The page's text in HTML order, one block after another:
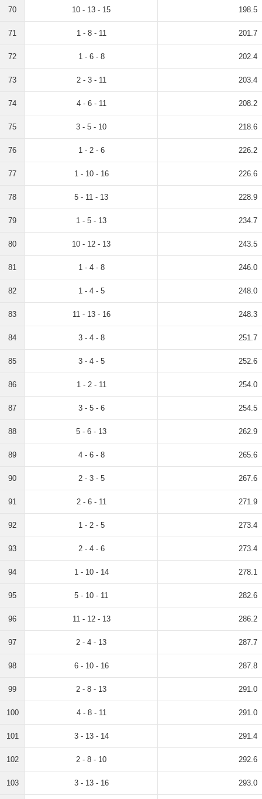
70 10 - 13 - 15 198.5
71 1 - 8 - 11 201.7
72 1 - 6 - 8 202.4
73 2 - 3 - 11 203.4
74 4 - 6 - 11 208.2
75 3 - 5 - 10 218.6
76 1 - 2 - 6 226.2
77 1 - 10 - 16 226.6
78 5 - 11 - 13 228.9
79 1 - 5 - 13 234.7
80 10 - 12 - 13 243.5
81 1 - 4 - 8 246.0
82 1 - 4 - 5 248.0
83 11 - 13 - 16 248.3
84 3 - 4 - 8 251.7
85 3 - 4 - 5 252.6
86 1 - 2 - 11 254.0
87 3 - 5 - 6 254.5
88 5 - 6 - 13 262.9
89 4 - 6 - 8 265.6
90 2 - 3 - 5 267.6
91 2 - 6 - 11 271.9
92 1 - 2 - 5 273.4
93 2 - 4 - 6 273.4
94 1 - 10 - 14 278.1
95 5 - 10 - 11 282.6
96 11 - 12 - 13 286.2
97 2 - 4 - 13 287.7
98 6 - 10 - 16 287.8
99 2 - 8 - 13 291.0
100 4 - 8 - 11 291.0
101 3 - 13 - 14 291.4
102 2 - 8 - 10 292.6
103 3 - 13 - 16 293.0